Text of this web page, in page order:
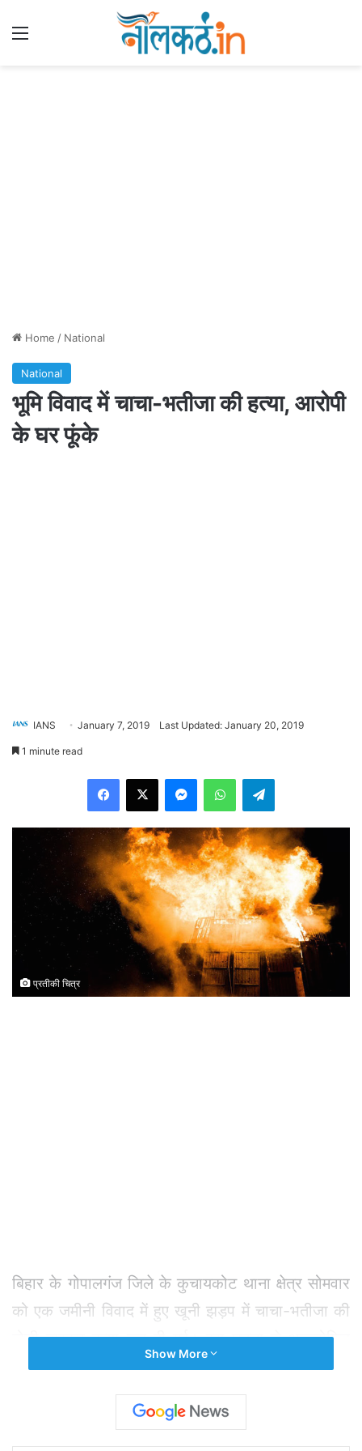
Home / National
National
भूमि विवाद में चाचा-भतीजा की हत्या, आरोपी
के घर फूंके
IANS January 7, 2019 Last Updated: January 20, 2019
1 minute read
प्रतीकी चित्र
बिहार के गोपालगंज जिले के कुचायकोट थाना क्षेत्र सोमवार
को एक जमीनी विवाद में हुए खूनी झड़प में चाचा-भतीजा की
गोली मारकर हत्या कर दी गई। इस घटना से आक्रोशित
लोगों ने आरोपी के घर और वाहनों को भी फूंक दिया। पुलिस
ने आरोपी को गिरफ्तार कर लिया है। इस घटना के बाद से
क्षेत्र में तनाव व्याप्त है। पुलिस के अनुसार, जिले के
Show More